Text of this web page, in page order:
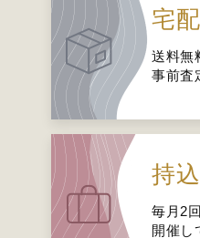
宅
送料無
事前査
持
毎月2
開催し